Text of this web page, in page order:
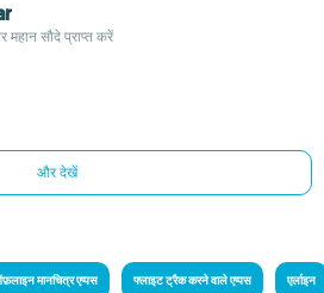
महान सौदे प्राप्त करें
और देखें
मानचित्र एप्पस फ्लाइट ट्रैक करने वाले एप्पस एर्लाइन